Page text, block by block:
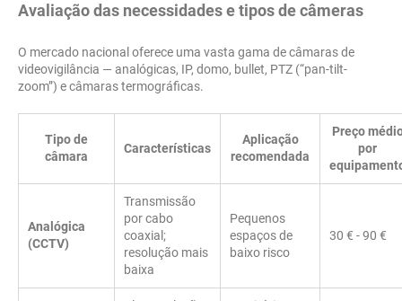
Avaliação das necessidades e tipos de câmeras
O mercado nacional oferece uma vasta gama de câmaras de
videovigilância — analógicas, IP, domo, bullet, PTZ (“pan-tilt-
zoom”) e câmaras termográficas.
Tipo de
câmara
Características
Aplicação
recomendada
Preço
por
Analógica
(CCTV)
Transmissão
por cabo
coaxial;
resolução mais
baixa
Pequenos
espaços de
baixo risco
30 € - 90 €